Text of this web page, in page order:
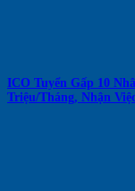
ICO Tuyển Gấp 10
Triệu/Tháng, Nhận